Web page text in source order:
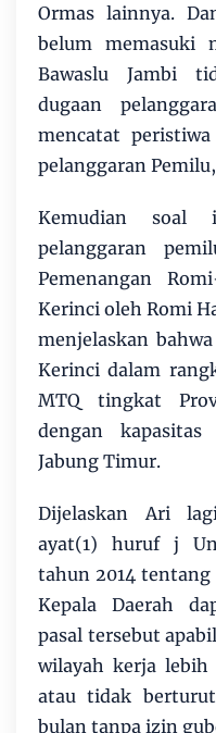
Ormas lainnya.
belum memasuki
Bawaslu Jambi
dugaan
mencatat
pelanggaran
Kemudian soal
pelanggaran
Pemenangan
Kerinci oleh Romi
menjelaskan
Kerinci dalam
MTQ tingkat
dengan
Jabung Timur.
Dijelaskan Ari
ayat(1) huruf j
tahun 2014 tentang
Kepala Daerah
pasal tersebut
wilayah kerja
atau tidak
bulan tanpa izin